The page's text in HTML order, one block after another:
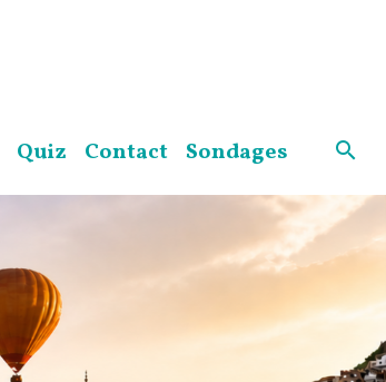
Quiz Contact Sondages